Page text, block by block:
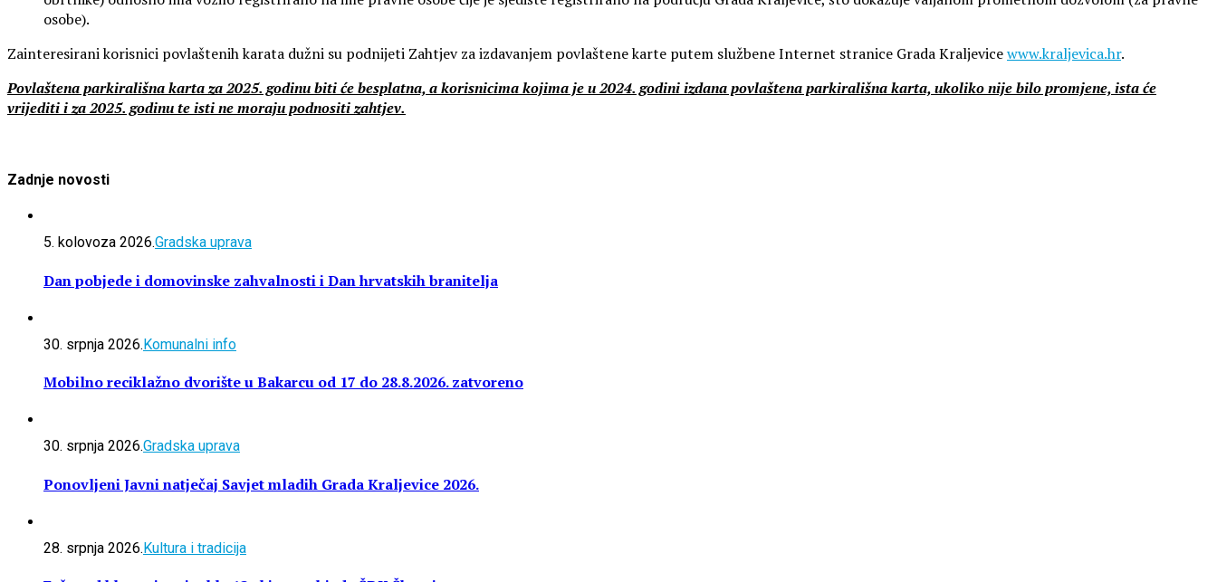
osobe).
Zainteresirani korisnici povlaštenih karata dužni su podnijeti Zahtjev za izdavanjem povlaštene karte putem službene Internet stranice Grada Kraljevicewww.kraljevica.hr.
Povlaštena parkirališna karta za 2025. godinu biti će besplatna, a korisnicima kojima je u 2024. godini izdana povlaštena parkirališna karta, ukoliko nije bilo promjene, ista će
vrijediti i za 2025. godinu te isti ne moraju podnositi zahtjev.
Zadnje novosti
5. kolovoza 2026.Gradska uprava
Dan pobjede i domovinske zahvalnosti i Dan hrvatskih branitelja
30. srpnja 2026.Komunalni info
Mobilno reciklažno dvorište u Bakarcu od 17 do 28.8.2026. zatvoreno
30. srpnja 2026.Gradska uprava
Ponovljeni Javni natječaj Savjet mladih Grada Kraljevice 2026.
28. srpnja 2026.Kultura i tradicija